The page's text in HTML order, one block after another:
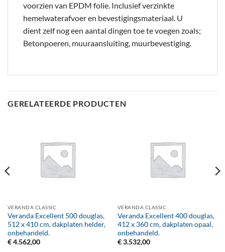
voorzien van EPDM folie. Inclusief verzinkte
hemelwaterafvoer en bevestigingsmateriaal. U
dient zelf nog een aantal dingen toe te voegen zoals;
Betonpoeren, muuraansluiting, muurbevestiging.
GERELATEERDE PRODUCTEN
VERANDA CLASSIC
Veranda Excellent 500 douglas,
512 x 410 cm, dakplaten helder,
onbehandeld.
€4.562,00
VERANDA CLASSIC
Veranda Excellent 400 douglas,
412 x 360 cm, dakplaten opaal,
onbehandeld.
€3.532,00